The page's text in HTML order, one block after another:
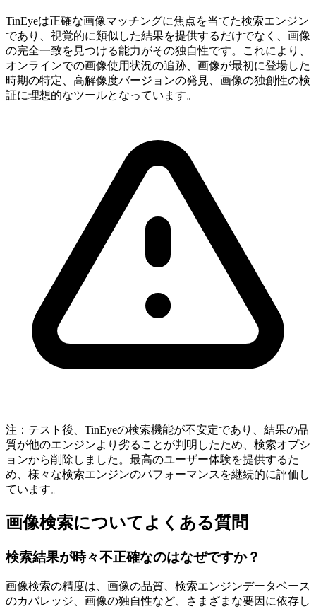
TinEyeは正確な画像マッチングに焦点を当てた検索エンジン
であり、視覚的に類似した結果を提供するだけでなく、画像
の完全一致を見つける能力がその独自性です。これにより、
オンラインでの画像使用状況の追跡、画像が最初に登場した
時期の特定、高解像度バージョンの発見、画像の独創性の検
証に理想的なツールとなっています。
注：テスト後、TinEyeの検索機能が不安定であり、結果の品
質が他のエンジンより劣ることが判明したため、検索オプシ
ョンから削除しました。最高のユーザー体験を提供するた
め、様々な検索エンジンのパフォーマンスを継続的に評価し
ています。
画像検索についてよくある質問
検索結果が時々不正確なのはなぜですか？
画像検索の精度は、画像の品質、検索エンジンデータベース
のカバレッジ、画像の独自性など、さまざまな要因に依存し